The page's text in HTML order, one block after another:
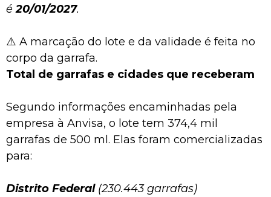
é20/01/2027.
⚠️ A marcação do lote e da validade é feita no
corpo da garrafa.
Total de garrafas e cidades que receberam
Segundo informações encaminhadas pela
empresa à Anvisa, o lote tem 374,4 mil
garrafas de 500 ml. Elas foram comercializadas
para:
Distrito Federal (230.443 garrafas)